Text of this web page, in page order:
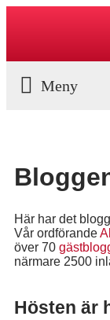
Här har det
Vår ordförande
över 70
närmare 2500
Hösten är